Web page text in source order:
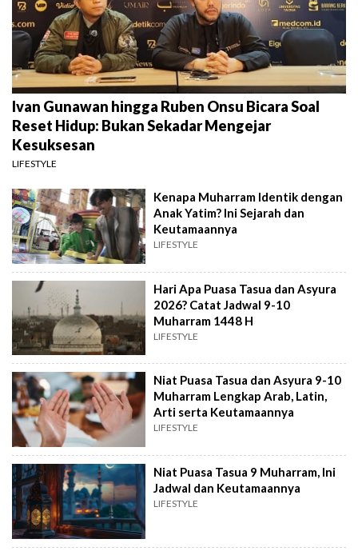
Ivan Gunawan hingga Ruben Onsu Bicara Soal
Reset Hidup: Bukan Sekadar Mengejar
Kesuksesan
LIFESTYLE
Kenapa Muharram Identik dengan
Anak Yatim? Ini Sejarah dan
Keutamaannya
LIFESTYLE
Hari Apa Puasa Tasua dan Asyura
2026? Catat Jadwal 9-10
Muharram 1448 H
LIFESTYLE
Niat Puasa Tasua dan Asyura 9-10
Muharram Lengkap Arab, Latin,
Arti serta Keutamaannya
LIFESTYLE
Niat Puasa Tasua 9 Muharram, Ini
Jadwal dan Keutamaannya
LIFESTYLE